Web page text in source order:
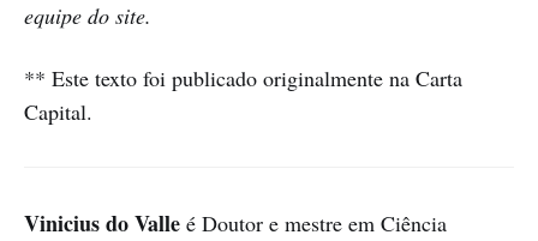
equipe do site.
** Este texto foi publicado originalmente na Carta
Capital.
Vinicius do Valle é Doutor e mestre em Ciência